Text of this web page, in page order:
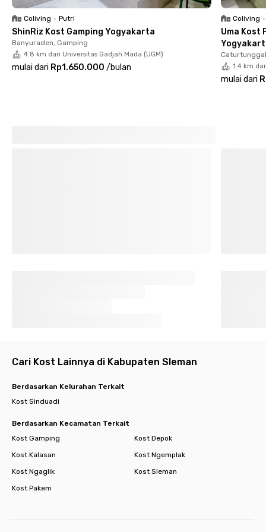
peralatan masak, hingga layanan laundry dan room cleaning.
Dengan akses mudah ke berbagai cafe populer seperti Filosofi
Kopi Jogja dan Kopi nJongké, Rukita Omah Kimora Yogyakarta
menawarkan pengalaman tinggal yang nyaman, modern, dan
mendukung produktivitas sehari-hari.
Coliving • Putri
ShinRiz Kost Gamping Yogyakarta
Banyuraden, Gamping
4.8 km dari Universitas Gadjah Mada (UGM)
mulai dari Rp1.650.000 /bulan
Coliving •
Uma Kost
1.4 km
mulai dari
Cari Kost Lainnya di Kabupaten Sleman
Berdasarkan Kelurahan Terkait
Kost Sinduadi
Berdasarkan Kecamatan Terkait
Kost Gamping
Kost Depok
Kost Kalasan
Kost Ngemplak
Kost Ngaglik
Kost Sleman
Kost Pakem